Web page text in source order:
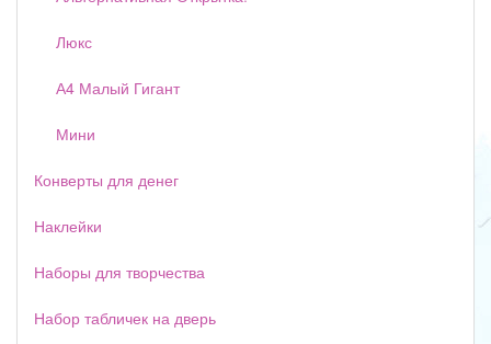
Люкс
А4 Малый Гигант
Мини
Конверты для денег
Наклейки
Наборы для творчества
Набор табличек на дверь